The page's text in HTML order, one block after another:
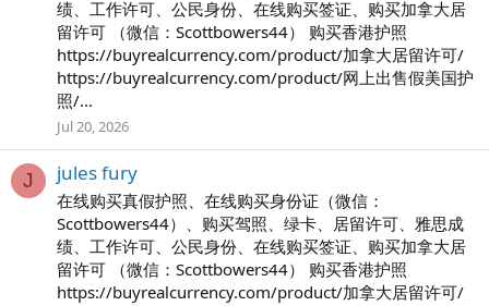
绩、工作许可、公民身份、在线购买签证、购买加拿大居
留许可 （微信：Scottbowers44） 购买香港护照
https://buyrealcurrency.com/product/加拿大居留许可/
https://buyrealcurrency.com/product/网上出售假美国护
照/...
Jul 20, 2026
J jules fury
在线购买真假护照、在线购买身份证（微信：
Scottbowers44）、购买驾照、绿卡、居留许可、雅思成
绩、工作许可、公民身份、在线购买签证、购买加拿大居
留许可 （微信：Scottbowers44） 购买香港护照
https://buyrealcurrency.com/product/加拿大居留许可/